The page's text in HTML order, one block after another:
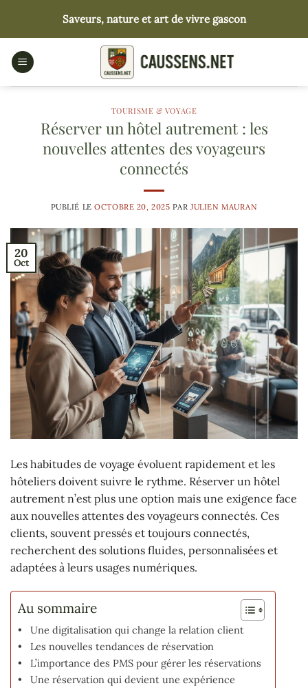
contenu
Saveurs, nature et art de vivre gascon
TOURISME & VOYAGE
Réserver un hôtel autrement : les
nouvelles attentes des voyageurs
connectés
PUBLIÉ LEOCTOBRE 20, 2025 PAR JULIEN MAURAN
20
Oct
Les habitudes de voyage évoluent rapidement et les
hôteliers doivent suivre le rythme. Réserver un hôtel
autrement n’est plus une option mais une exigence face
aux nouvelles attentes des voyageurs connectés. Ces
clients, souvent pressés et toujours connectés,
recherchent des solutions fluides, personnalisées et
adaptées à leurs usages numériques.
Au sommaire
Une digitalisation qui change la relation client
Les nouvelles tendances de réservation
L’importance des PMS pour gérer les réservations
Une réservation qui devient une expérience